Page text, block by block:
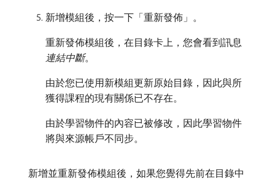
新增模組後，按一下「重新發佈」。
重新發佈模組後，在目錄卡上，您會看到訊息​
連結中斷。
由於您已使用新模組更新原始目錄，因此與所
獲得課程的現有關係已不存在。
由於學習物件的內容已被修改，因此學習物件
將與來源帳戶不同步。
新增並重新發佈模組後，如果您覺得先前在目錄中